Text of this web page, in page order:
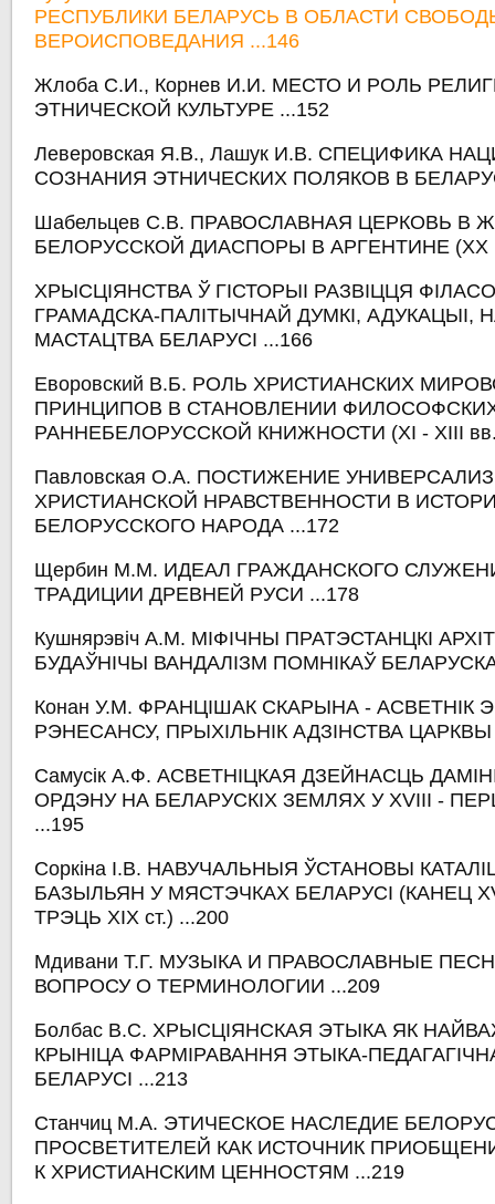
РЕСПУБЛИКИ БЕЛАРУСЬ В ОБЛАСТИ
ВЕРОИСПОВЕДАНИЯ ...146
Жлоба С.И., Корнев И.И. МЕСТО И РОЛЬ
ЭТНИЧЕСКОЙ КУЛЬТУРЕ ...152
Леверовская Я.В., Лашук И.В. СПЕЦИФИКА
СОЗНАНИЯ ЭТНИЧЕСКИХ ПОЛЯКОВ В
Шабельцев С.В. ПРАВОСЛАВНАЯ ЦЕРКОВЬ В
БЕЛОРУССКОЙ ДИАСПОРЫ В АРГЕНТИНЕ (ХХ
ХРЫСЦІЯНСТВА Ў ГІСТОРЫІ РАЗВІЦЦЯ
ГРАМАДСКА-ПАЛІТЫЧНАЙ ДУМКІ, АДУКАЦЫІ,
МАСТАЦТВА БЕЛАРУСІ ...166
Еворовский В.Б. РОЛЬ ХРИСТИАНСКИХ
ПРИНЦИПОВ В СТАНОВЛЕНИИ
РАННЕБЕЛОРУССКОЙ КНИЖНОСТИ (XI - XIII
Павловская О.А. ПОСТИЖЕНИЕ
ХРИСТИАНСКОЙ НРАВСТВЕННОСТИ В
БЕЛОРУССКОГО НАРОДА ...172
Щербин М.М. ИДЕАЛ ГРАЖДАНСКОГО
ТРАДИЦИИ ДРЕВНЕЙ РУСИ ...178
Кушнярэвіч А.М. МІФІЧНЫ ПРАТЭСТАНЦКІ
БУДАЎНІЧЫ ВАНДАЛІЗМ ПОМНІКАЎ
Конан У.М. ФРАНЦІШАК СКАРЫНА - АСВЕТНІК
РЭНЕСАНСУ, ПРЫХІЛЬНІК АДЗІНСТВА ЦАРКВЫ
Самусік А.Ф. АСВЕТНІЦКАЯ ДЗЕЙНАСЦЬ
ОРДЭНУ НА БЕЛАРУСКІХ ЗЕМЛЯХ У XVIII -
...195
Соркіна І.В. НАВУЧАЛЬНЫЯ ЎСТАНОВЫ
БАЗЫЛЬЯН У МЯСТЭЧКАХ БЕЛАРУСІ (КАНЕЦ
ТРЭЦЬ ХІХ ст.) ...200
Мдивани Т.Г. МУЗЫКА И ПРАВОСЛАВНЫЕ
ВОПРОСУ О ТЕРМИНОЛОГИИ ...209
Болбас В.С. ХРЫСЦІЯНСКАЯ ЭТЫКА ЯК
КРЫНІЦА ФАРМІРАВАННЯ ЭТЫКА-
БЕЛАРУСІ ...213
Станчиц М.А. ЭТИЧЕСКОЕ НАСЛЕДИЕ
ПРОСВЕТИТЕЛЕЙ КАК ИСТОЧНИК
К ХРИСТИАНСКИМ ЦЕННОСТЯМ ...219